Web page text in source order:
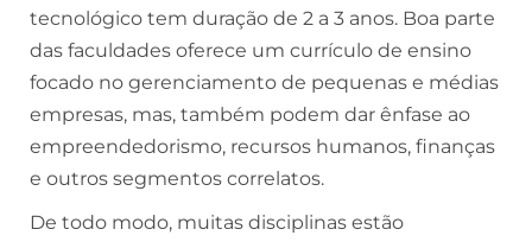
tecnológico tem duração de 2 a 3 anos. Boa parte
das faculdades oferece um currículo de ensino
focado no gerenciamento de pequenas e médias
empresas, mas, também podem dar ênfase ao
empreendedorismo, recursos humanos, finanças
e outros segmentos correlatos.
De todo modo, muitas disciplinas estão